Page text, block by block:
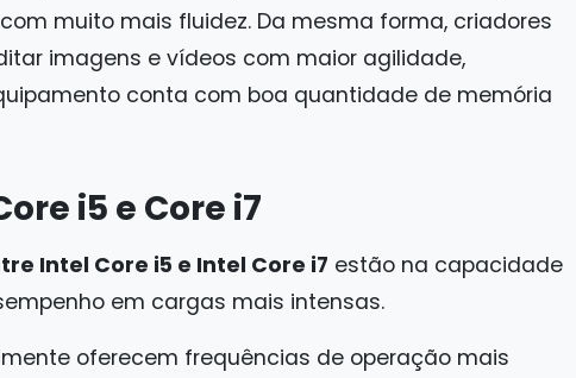
muito mais fluidez. Da mesma forma, criadores
imagens e vídeos com maior agilidade,
conta com boa quantidade de memória
i5 e Core i7
Intel Core i5 e Intel Core i7 estão na capacidade
em cargas mais intensas.
oferecem frequências de operação mais